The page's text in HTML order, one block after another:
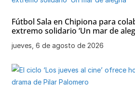
Fútbol Sala en Chipiona para
extremo solidario ‘Un mar de
jueves, 6 de agosto de 2026